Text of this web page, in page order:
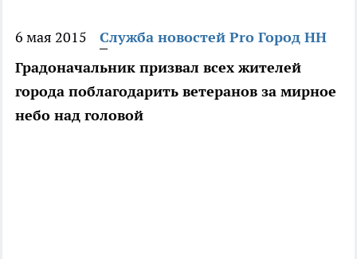
6 мая 2015
Служба новостей Pro Город НН
Градоначальник призвал всех жителей
города поблагодарить ветеранов за мирное
небо над головой